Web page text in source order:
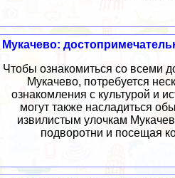
Мукачево:
Чтобы ознакомиться со всеми
Мукачево, потребуется
ознакомления с культурой и
могут также насладиться
извилистым улочкам
подворотни и посещая